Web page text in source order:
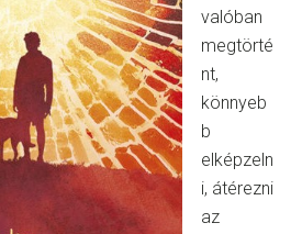
valóban
megtörté
nt,
könnyeb
b
elképzeln
i, átérezni
az